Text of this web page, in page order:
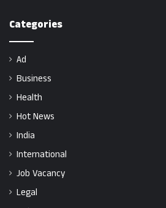
Categories
Ad
Business
Health
Hot News
India
International
Job Vacancy
Legal